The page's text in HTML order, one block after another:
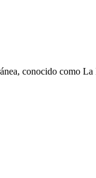
conocido como